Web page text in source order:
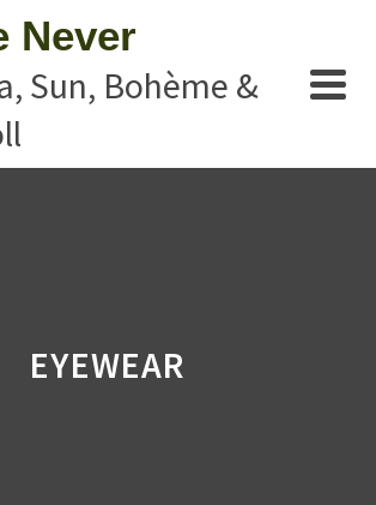
Never
Sun, Bohème &
EYEWEAR